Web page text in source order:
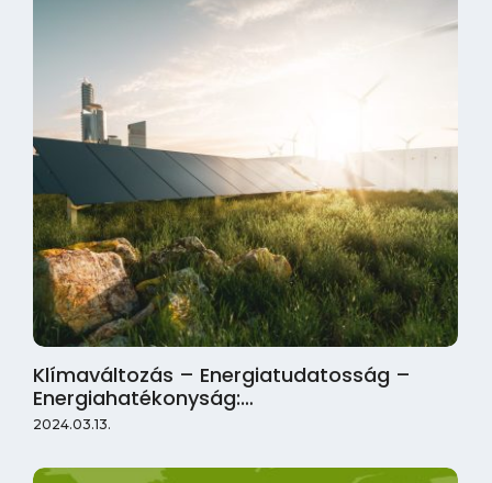
Klímaváltozás – Energiatudatosság –
Energiahatékonyság:…
2024.03.13.